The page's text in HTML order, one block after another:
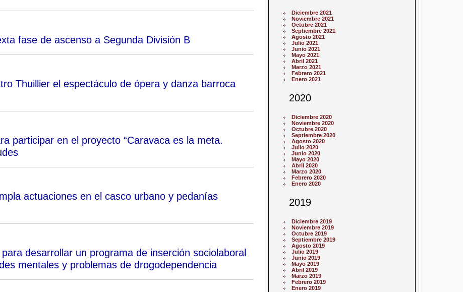
fase de ascenso a Segunda División B
Thuillier el espectáculo de ópera y danza barroca
participar en el proyecto “Caravaca es la meta.
actuaciones en el casco urbano y pedanías
desarrollar un programa de inserción sociolaboral
mentales y problemas de drogodependencia
Diciembre 2021
Noviembre 2021
Octubre 2021
Septiembre 2021
Agosto 2021
Julio 2021
Junio 2021
Mayo 2021
Abril 2021
Marzo 2021
Febrero 2021
Enero 2021
2020
Diciembre 2020
Noviembre 2020
Octubre 2020
Septiembre 2020
Agosto 2020
Julio 2020
Junio 2020
Mayo 2020
Abril 2020
Marzo 2020
Febrero 2020
Enero 2020
2019
Diciembre 2019
Noviembre 2019
Octubre 2019
Septiembre 2019
Agosto 2019
Julio 2019
Junio 2019
Mayo 2019
Abril 2019
Marzo 2019
Febrero 2019
Enero 2019